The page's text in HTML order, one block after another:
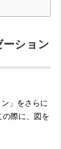
ーション
」をさらに
の際に、図を